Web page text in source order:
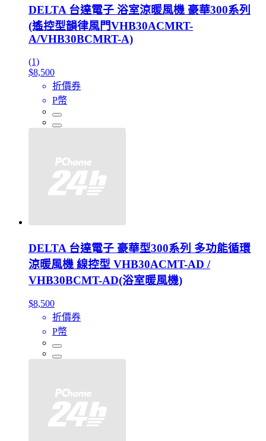
DELTA 台達電子 浴室涼暖風機 豪華300系列
(遙控型韻律風門VHB30ACMRT-
A/VHB30BCMRT-A)
(1)
$8,500
折價券
P幣
DELTA 台達電子 豪華型300系列 多功能循環
涼暖風機 線控型 VHB30ACMT-AD /
VHB30BCMT-AD(浴室暖風機)
$8,500
折價券
P幣